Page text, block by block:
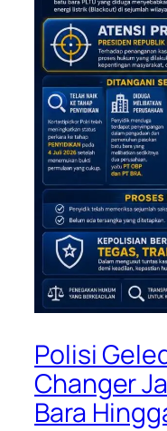
Polisi
Changer
Bara